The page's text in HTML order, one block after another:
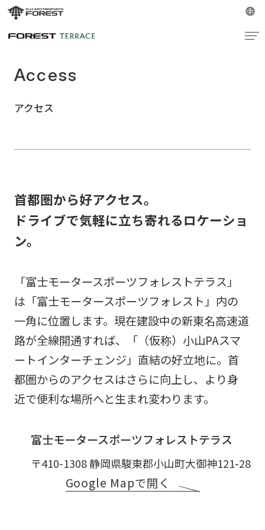
Access
アクセス
首都圏から好アクセス。
ドライブで気軽に立ち寄れるロケーショ
ン。
「富士モータースポーツフォレストテラス」
は「富士モータースポーツフォレスト」内の
一角に位置します。現在建設中の新東名高速道
路が全線開通すれば、「（仮称）小山PAスマ
ートインターチェンジ」直結の好立地に。首
都圏からのアクセスはさらに向上し、より身
近で便利な場所へと生まれ変わります。
富士モータースポーツフォレストテラス
〒410-1308 静岡県駿東郡小山町大御神121-28
Google Mapで開く